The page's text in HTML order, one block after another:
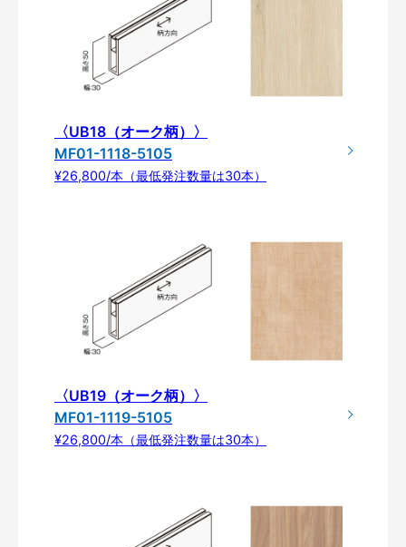
〈UB18（オーク柄）〉
MF01-1118-5105
¥26,800/本（最低発注数量は30本）
〈UB19（オーク柄）〉
MF01-1119-5105
¥26,800/本（最低発注数量は30本）